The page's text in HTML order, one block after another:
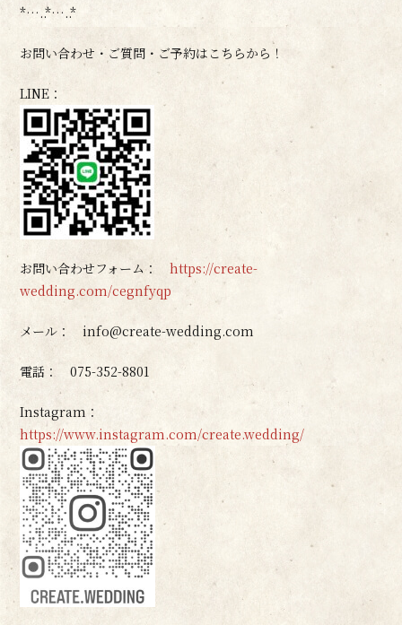
*…..*…..*
お問い合わせ・ご質問・ご予約はこちらから！
LINE：
お問い合わせフォーム：https://create-
wedding.com/cegnfyqp
メール： info@create-wedding.com
電話： 075-352-8801
Instagram：
https://www.instagram.com/create.wedding/